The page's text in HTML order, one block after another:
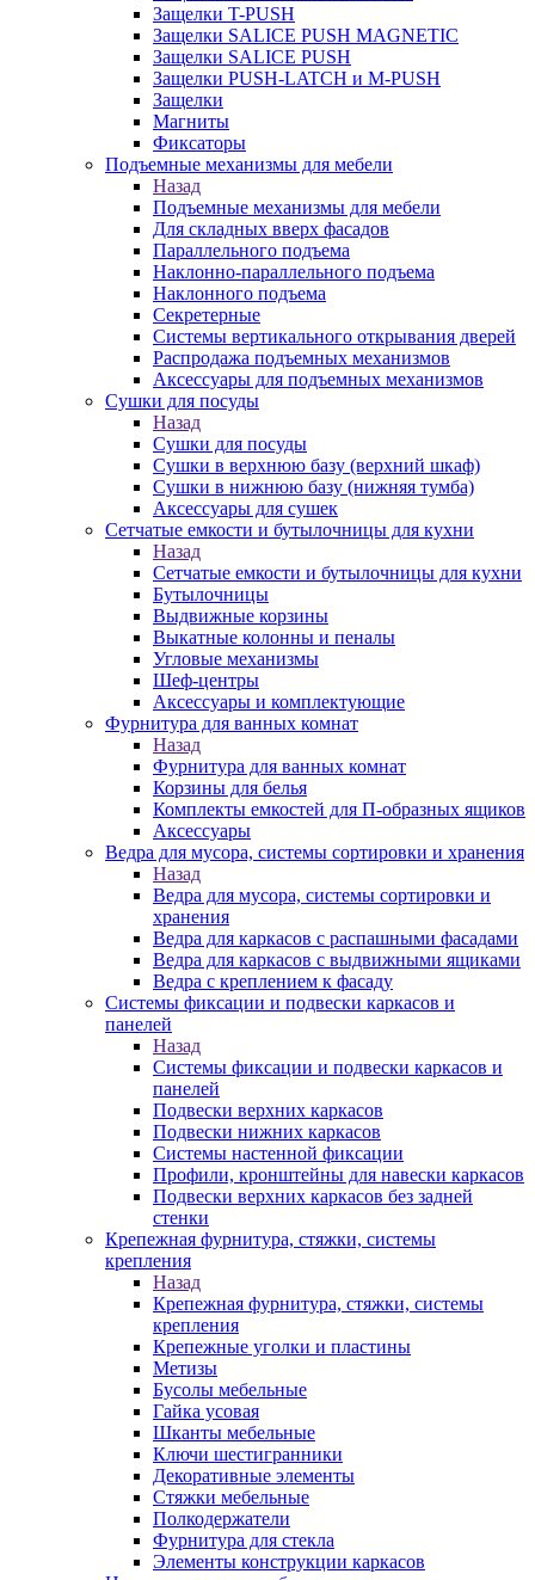
Защелки T-PUSH
Защелки SALICE PUSH MAGNETIC
Защелки SALICE PUSH
Защелки PUSH-LATCH и M-PUSH
Защелки
Магниты
Фиксаторы
Подъемные механизмы для мебели
Назад
Подъемные механизмы для мебели
Для складных вверх фасадов
Параллельного подъема
Наклонно-параллельного подъема
Наклонного подъема
Секретерные
Системы вертикального открывания дверей
Распродажа подъемных механизмов
Аксессуары для подъемных механизмов
Сушки для посуды
Назад
Сушки для посуды
Сушки в верхнюю базу (верхний шкаф)
Сушки в нижнюю базу (нижняя тумба)
Аксессуары для сушек
Сетчатые емкости и бутылочницы для кухни
Назад
Сетчатые емкости и бутылочницы для кухни
Бутылочницы
Выдвижные корзины
Выкатные колонны и пеналы
Угловые механизмы
Шеф-центры
Аксессуары и комплектующие
Фурнитура для ванных комнат
Назад
Фурнитура для ванных комнат
Корзины для белья
Комплекты емкостей для П-образных ящиков
Аксессуары
Ведра для мусора, системы сортировки и хранения
Назад
Ведра для мусора, системы сортировки и
хранения
Ведра для каркасов с распашными фасадами
Ведра для каркасов с выдвижными ящиками
Ведра с креплением к фасаду
Системы фиксации и подвески каркасов и
панелей
Назад
Системы фиксации и подвески каркасов и
панелей
Подвески верхних каркасов
Подвески нижних каркасов
Системы настенной фиксации
Профили, кронштейны для навески каркасов
Подвески верхних каркасов без задней
стенки
Крепежная фурнитура, стяжки, системы
крепления
Назад
Крепежная фурнитура, стяжки, системы
крепления
Крепежные уголки и пластины
Метизы
Бусолы мебельные
Гайка усовая
Шканты мебельные
Ключи шестигранники
Декоративные элементы
Стяжки мебельные
Полкодержатели
Фурнитура для стекла
Элементы конструкции каркасов